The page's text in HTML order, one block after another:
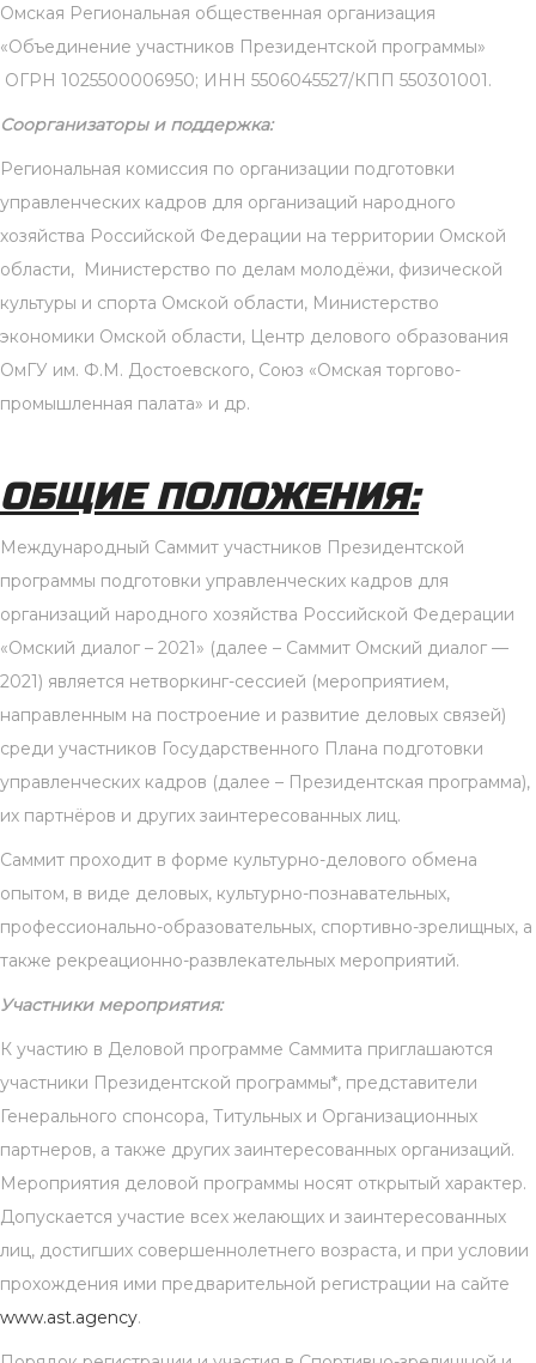
Омская Региональная общественная организация
«Объединение участников Президентской программы»
ОГРН 1025500006950; ИНН 5506045527/КПП 550301001.
Соорганизаторы и поддержка:
Региональная комиссия по организации подготовки
управленческих кадров для организаций народного
хозяйства Российской Федерации на территории Омской
области, Министерство по делам молодёжи, физической
культуры и спорта Омской области, Министерство
экономики Омской области, Центр делового образования
ОмГУ им. Ф.М. Достоевского, Союз «Омская торгово-
промышленная палата» и др.
ОБЩИЕ ПОЛОЖЕНИЯ:
Международный Саммит участников Президентской
программы подготовки управленческих кадров для
организаций народного хозяйства Российской Федерации
«Омский диалог – 2021» (далее – Саммит Омский диалог —
2021) является нетворкинг-сессией (мероприятием,
направленным на построение и развитие деловых связей)
среди участников Государственного Плана подготовки
управленческих кадров (далее – Президентская программа),
их партнёров и других заинтересованных лиц.
Саммит проходит в форме культурно-делового обмена
опытом, в виде деловых, культурно-познавательных,
профессионально-образовательных, спортивно-зрелищных, а
также рекреационно-развлекательных мероприятий.
Участники мероприятия:
К участию в Деловой программе Саммита приглашаются
участники Президентской программы*, представители
Генерального спонсора, Титульных и Организационных
партнеров, а также других заинтересованных организаций.
Мероприятия деловой программы носят открытый характер.
Допускается участие всех желающих и заинтересованных
лиц, достигших совершеннолетнего возраста, и при условии
прохождения ими предварительной регистрации на сайте
www.ast.agency.